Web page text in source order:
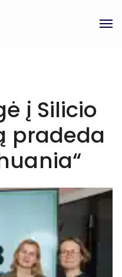
į Silicio
pradeda